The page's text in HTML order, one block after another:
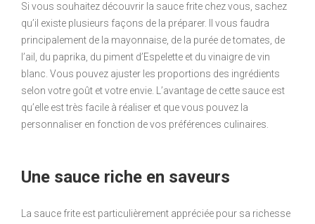
Si vous souhaitez découvrir la sauce frite chez vous, sachez
qu’il existe plusieurs façons de la préparer. Il vous faudra
principalement de la mayonnaise, de la purée de tomates, de
l’ail, du paprika, du piment d’Espelette et du vinaigre de vin
blanc. Vous pouvez ajuster les proportions des ingrédients
selon votre goût et votre envie. L’avantage de cette sauce est
qu’elle est très facile à réaliser et que vous pouvez la
personnaliser en fonction de vos préférences culinaires.
Une sauce riche en saveurs
La sauce frite est particulièrement appréciée pour sa richesse